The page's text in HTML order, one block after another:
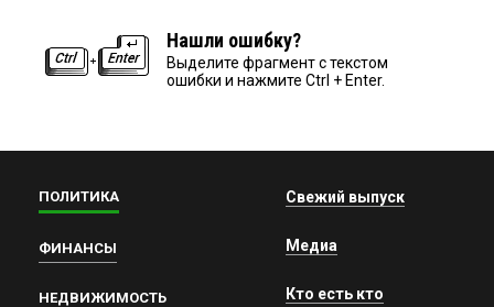
Нашли ошибку?
Выделите фрагмент с текстом
ошибки и нажмите Ctrl + Enter.
ПОЛИТИКА
ФИНАНСЫ
НЕДВИЖИМОСТЬ
Свежий выпуск
Медиа
Кто есть кто